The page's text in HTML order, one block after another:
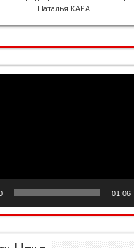
Наталья КАРА
01:06